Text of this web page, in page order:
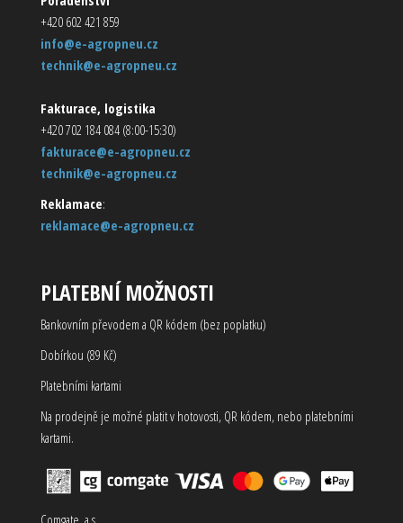
+420 602 421 859
info@e-agropneu.cz
technik@e-agropneu.cz
Fakturace, logistika
+420 702 184 084 (8:00-15:30)
fakturace@e-agropneu.cz
technik@e-agropneu.cz
Reklamace:
reklamace@e-agropneu.cz
PLATEBNÍ MOŽNOSTI
Bankovním převodem a QR kódem (bez poplatku)
Dobírkou (89 Kč)
Platebními kartami
Na prodejně je možné platit v hotovosti, QR kódem, nebo platebními
kartami.
Comgate, a.s.